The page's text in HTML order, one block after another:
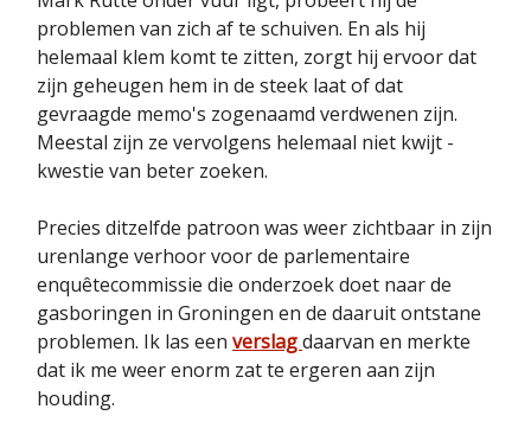
problemen van zich af te schuiven. En als hij
helemaal klem komt te zitten, zorgt hij ervoor dat
zijn geheugen hem in de steek laat of dat
gevraagde memo's zogenaamd verdwenen zijn.
Meestal zijn ze vervolgens helemaal niet kwijt -
kwestie van beter zoeken.
Precies ditzelfde patroon was weer zichtbaar in zijn
urenlange verhoor voor de parlementaire
enquêtecommissie die onderzoek doet naar de
gasboringen in Groningen en de daaruit ontstane
problemen. Ik las een verslagdaarvan en merkte
dat ik me weer enorm zat te ergeren aan zijn
houding.